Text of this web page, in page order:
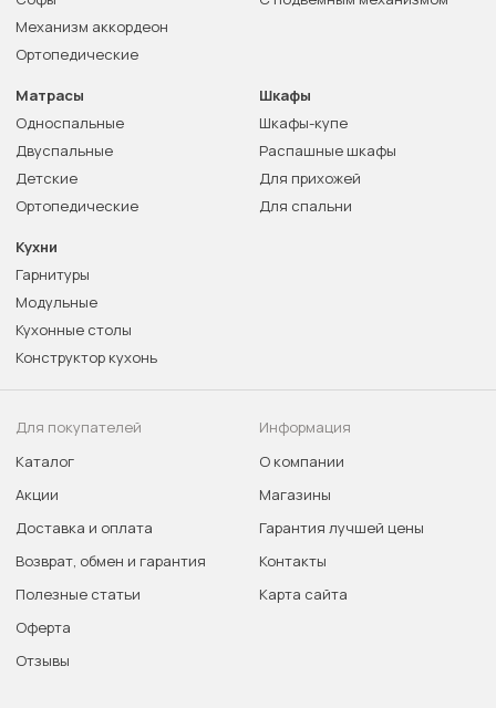
Механизм аккордеон
Ортопедические
Матрасы
Односпальные
Двуспальные
Детские
Ортопедические
Шкафы
Шкафы-купе
Распашные шкафы
Для прихожей
Для спальни
Кухни
Гарнитуры
Модульные
Кухонные столы
Конструктор кухонь
Для покупателей
Каталог
Акции
Доставка и оплата
Возврат, обмен и гарантия
Полезные статьи
Оферта
Отзывы
Информация
О компании
Магазины
Гарантия лучшей цены
Контакты
Карта сайта